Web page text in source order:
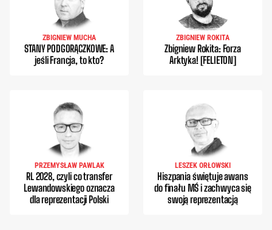
ZBIGNIEW MUCHA
STANY PODGORĄCZKOWE: A
jeśli Francja, to kto?
ZBIGNIEW ROKITA
Zbigniew Rokita: Forza
Arktyka! [FELIETON]
PRZEMYSŁAW PAWLAK
RL 2028, czyli co transfer
Lewandowskiego oznacza
dla reprezentacji Polski
LESZEK ORŁOWSKI
Hiszpania świętuje awans
do finału MŚ i zachwyca się
swoją reprezentacją